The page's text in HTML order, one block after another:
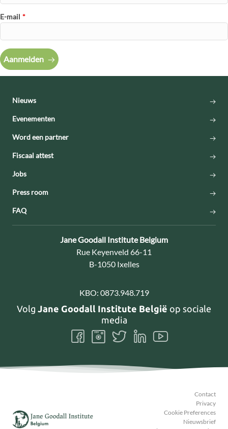
E-mail *
Aanmelden
Nieuws
Evenementen
Word een partner
Fiscaal attest
Jobs
Press room
FAQ
Contact:
Jane Goodall Institute Belgium
Adres:
Rue Keyenveld 66-11
B-1050 Ixelles
KBO: 0873.948.719
Volg Jane Goodall Institute België op sociale
media
Volg
ons
Volg
ons
Volg
ons
Volg
ons
Volg
ons
Contact
Privacy
Cookie Preferences
Nieuwsbrief